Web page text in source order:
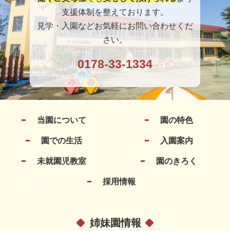
支援体制を整えております。
見学・入園などお気軽にお問い合わせくだ
さい。
0178-33-1334
当園について 園の特色
園での生活 入園案内
未就園児教室 園のきろく
採用情報
姉妹園情報